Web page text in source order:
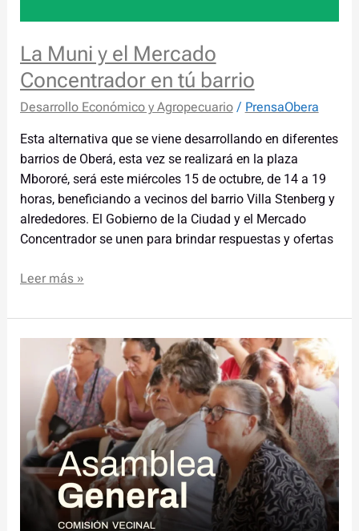
La Muni y el Mercado
Concentrador en tú barrio
Desarrollo Económico y Agropecuario/ PrensaObera
Esta alternativa que se viene desarrollando en diferentes
barrios de Oberá, esta vez se realizará en la plaza
Mbororé, será este miércoles 15 de octubre, de 14 a 19
horas, beneficiando a vecinos del barrio Villa Stenberg y
alrededores. El Gobierno de la Ciudad y el Mercado
Concentrador se unen para brindar respuestas y ofertas
Leer más »
Asamblea
General
Barrio
Km
Cero